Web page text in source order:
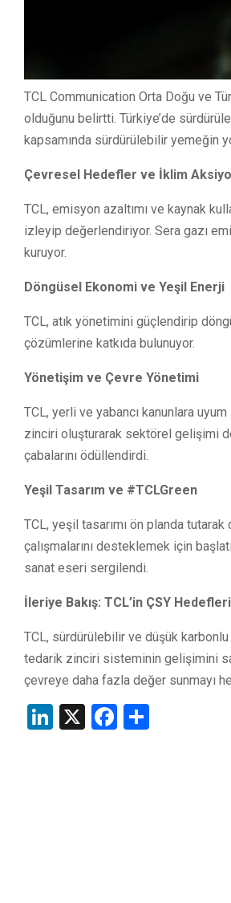
TCL Communication Orta Doğu ve
olduğunu belirtti. Türkiye’de
kapsamında sürdürülebilir yemeğin
Çevresel Hedefler ve İklim
TCL, emisyon azaltımı ve kaynak
izleyip değerlendiriyor. Sera gazı
kuruyor.
Döngüsel Ekonomi ve Yeşil Enerji
TCL, atık yönetimini güçlendirip
çözümlerine katkıda bulunuyor.
Yönetişim ve Çevre Yönetimi
TCL, yerli ve yabancı kanunlara
zinciri oluşturarak sektörel gelişimi
çabalarını ödüllendirdi.
Yeşil Tasarım ve #TCLGreen
TCL, yeşil tasarımı ön planda
çalışmalarını desteklemek için
sanat eseri sergilendi.
İleriye Bakış: TCL’in ÇSY Hedefleri
TCL, sürdürülebilir ve düşük
tedarik zinciri sisteminin gelişimini
çevreye daha fazla değer sunmayı
LinkedIn
X Facebook